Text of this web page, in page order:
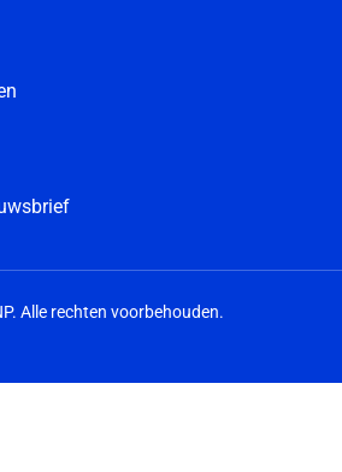
Alle rechten voorbehouden.